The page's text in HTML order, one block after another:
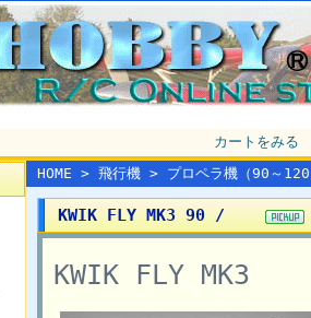
カートをみる
HOME > 飛行機 > プロペラ機（90～
KWIK FLY MK3 90 /
KWIK FLY MK3